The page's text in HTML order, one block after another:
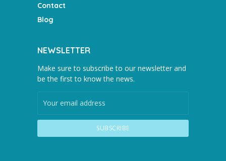
Contact
Blog
NEWSLETTER
Make sure to subscribe to our newsletter and
be the first to know the news.